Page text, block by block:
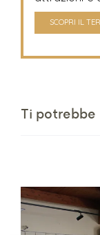
SCOPRI IL
Ti potrebbe